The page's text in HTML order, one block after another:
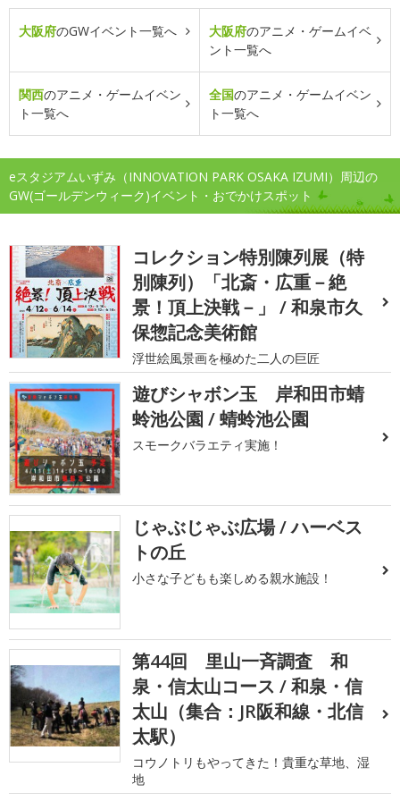
大阪府のGWイベント一覧へ 大阪府のアニメ・ゲームイベ
ント一覧へ
関西のアニメ・ゲームイベン
ト一覧へ
全国のアニメ・ゲームイベン
ト一覧へ
eスタジアムいずみ（INNOVATION PARK OSAKA IZUMI）周辺の
GW(ゴールデンウィーク)イベント・おでかけスポット
コレクション特別陳列展（特
別陳列）「北斎・広重－絶
景！頂上決戦－」 / 和泉市久
保惣記念美術館
浮世絵風景画を極めた二人の巨匠
遊びシャボン玉 岸和田市蜻
蛉池公園 / 蜻蛉池公園
スモークバラエティ実施！
じゃぶじゃぶ広場 / ハーベス
トの丘
小さな子どもも楽しめる親水施設！
第44回 里山一斉調査 和
泉・信太山コース / 和泉・信
太山（集合：JR阪和線・北信
太駅）
コウノトリもやってきた！貴重な草地、湿
地